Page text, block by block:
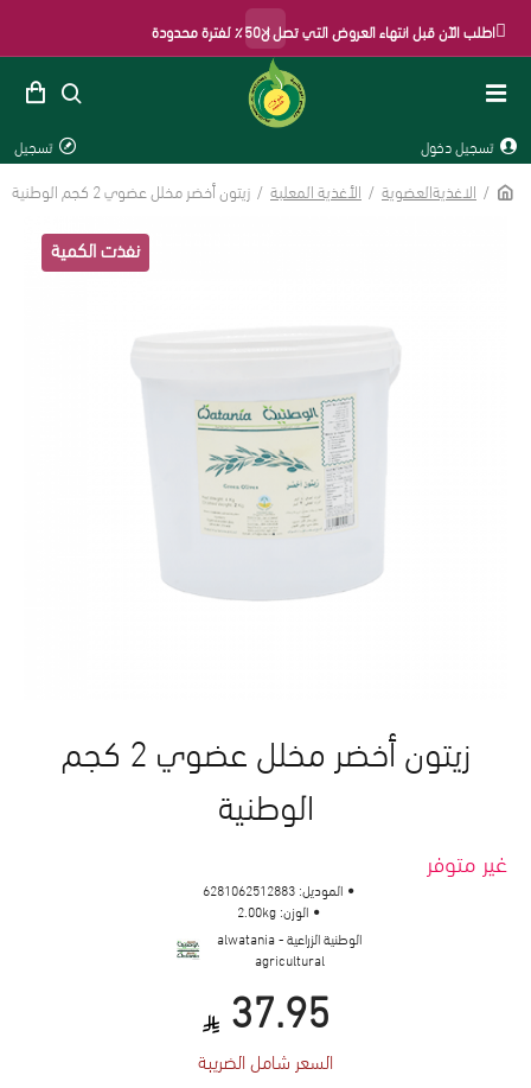
اطلب الآن قبل انتهاء العروض التي تصل ل50٪ لفترة محدودة×
تسجيل دخول تسجيل
الاغذيةالعضوية الأغذية المعلبة زيتون أخضر مخلل عضوي 2 كجم الوطنية
غير متوفر
زيتون أخضر مخلل عضوي 2 كجم
الوطنية
37.95
السعر شامل الضريبة
الموديل: 6281062512883
الوزن: 2.00kg
الوطنية الزراعية - alwatania
agricultural